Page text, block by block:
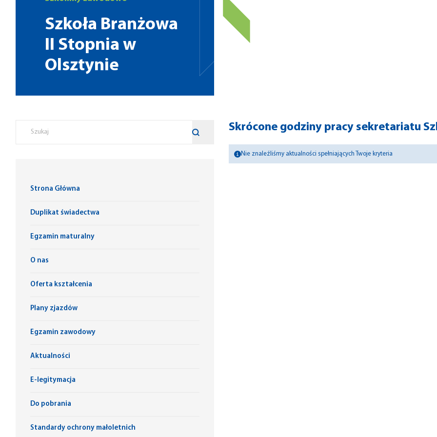
Szkoła Branżowa
II Stopnia w
Olsztynie
Strona Główna
Duplikat świadectwa
Egzamin maturalny
O nas
Oferta kształcenia
Plany zjazdów
Egzamin zawodowy
Aktualności
E-legitymacja
Do pobrania
Standardy ochrony małoletnich
Skrócone godziny pracy sekretariatu
Nie znaleźliśmy aktualności spełniających Twoje kryteria